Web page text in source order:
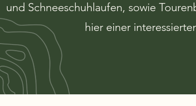
und Schneeschuhlaufen, sowie
hier einer